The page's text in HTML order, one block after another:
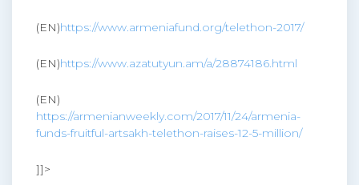
(EN)https://www.armeniafund.org/telethon-2017/
(EN)https://www.azatutyun.am/a/28874186.html
(EN)
https://armenianweekly.com/2017/11/24/armenia-
funds-fruitful-artsakh-telethon-raises-12-5-million/
]]>